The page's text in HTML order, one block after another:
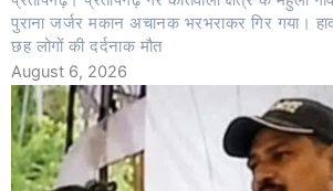
पुराना जर्जर मकान अचानक भरभराकर गिर गया।
छह लोगों की दर्दनाक मौत
August 6, 2026